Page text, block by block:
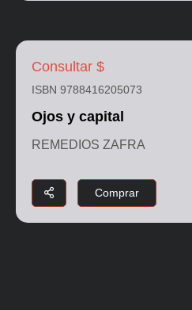
Consultar $
ISBN 9788416205073
Ojos y capital
REMEDIOS ZAFRA
Comprar